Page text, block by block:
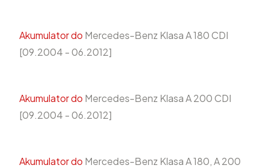
Akumulator do Mercedes-Benz Klasa A 180 CDI
[09.2004 - 06.2012]
Akumulator do Mercedes-Benz Klasa A 200 CDI
[09.2004 - 06.2012]
Akumulator do Mercedes-Benz Klasa A 180, A 200